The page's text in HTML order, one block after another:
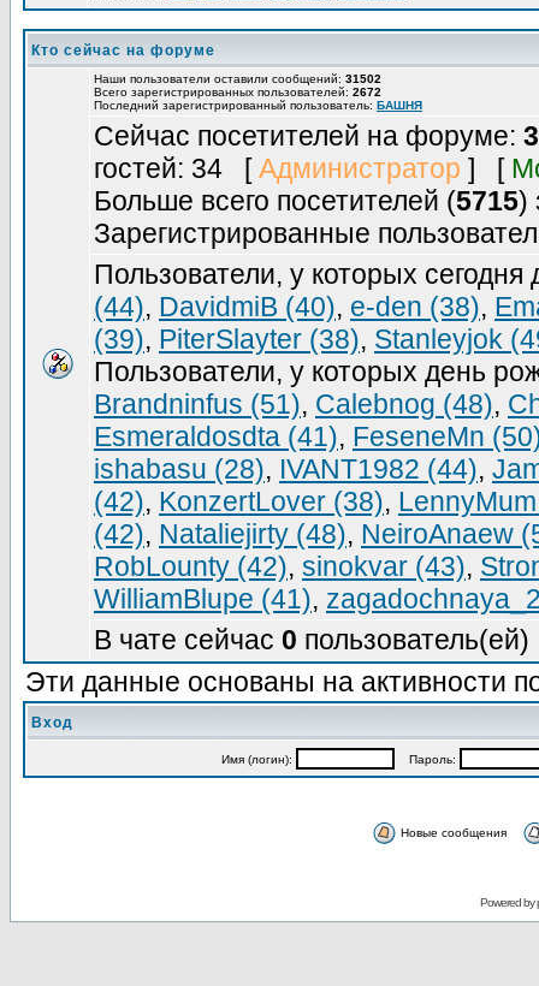
Кто сейчас на форуме
Наши пользователи оставили сообщений: 31502
Всего зарегистрированных пользователей: 2672
Последний зарегистрированный пользователь: БАШНЯ
Сейчас посетителей на форуме:
гостей: 34 [Администратор ] [
Больше всего посетителей (5715)
Зарегистрированные
Пользователи, у которых
(44), DavidmiB (40), e-den (38),
(39), PiterSlayter (38), Stanleyjok
Пользователи, у которых день
Brandninfus (51), Calebnog (48),
Esmeraldosdta (41), FeseneMn
ishabasu (28), IVANT1982 (44),
(42), KonzertLover (38),
(42), Nataliejirty (48), NeiroAnaew
RobLounty (42), sinokvar (43),
WilliamBlupe (41),
В чате сейчас 0
Эти данные основаны на активности
Вход
Имя (логин): Пароль:
Новые сообщения
Powered by